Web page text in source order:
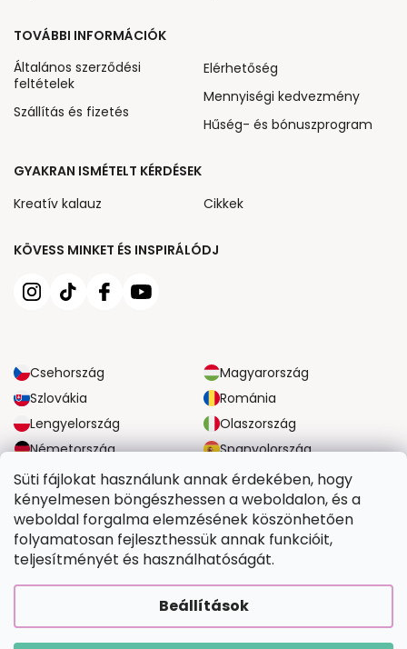
Süti fájlokat használunk annak érdekében, hogy
kényelmesen böngészhessen a weboldalon, és a
weboldal forgalma elemzésének köszönhetően
folyamatosan fejleszthessük annak funkcióit,
teljesítményét és használhatóságát.
Beállítások
KÖVESS MINKET ÉS INSPIRÁLÓDJ
Csehország
Magyarország
Szlovákia
Románia
Lengyelország
Olaszország
Németország
Spanyolország
Nagy-Britannia
Ausztria
TOVÁBBI INFORMÁCIÓK
Általános szerződési
feltételek
Szállítás és fizetés
Elérhetőség
Mennyiségi kedvezmény
Hűség- és bónuszprogram
GYAKRAN ISMÉTELT KÉRDÉSEK
Kreatív kalauz
Cikkek
MEGBÍZHATÓ SZÁLLÍTÁSI LEHETŐSÉGEK
BIZTONSÁGOS FIZETÉSI LEHETŐSÉGEK